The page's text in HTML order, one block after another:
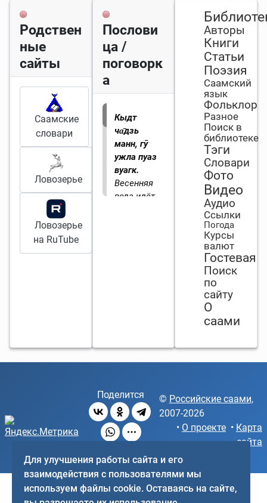
Родствен
ные
сайты
Саамские
словари
Ловозерье
Ловозерье
на RuTube
Послови
ца /
поговорк
а
Кыдт
ча̄дзь
манн, гӯ
ужла пуаз
вуагк.
Весенняя
вода идёт,
Авторы
Книги
Статьи
Поэзия
Саамский
язык
Фольклор
Разное
Поиск в
библиотеке
Тэги
Словари
Фото
Видео
Аудио
Ссылки
Погода
Курсы
валют
Гостевая
Поиск
по
сайту
О
саами
Поделится © Российские саами,
2007-2026
• О проекте • Карта
сайта
Для улучшения работы сайта и его
взаимодействия с пользователями мы
используем файлы cookie. Оставаясь на сайте,